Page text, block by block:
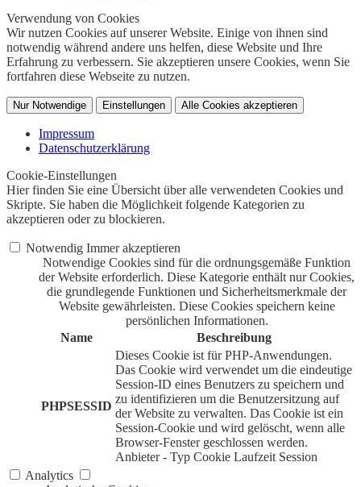
Verwendung von Cookies
Wir nutzen Cookies auf unserer Website. Einige von ihnen sind
notwendig während andere uns helfen, diese Website und Ihre
Erfahrung zu verbessern. Sie akzeptieren unsere Cookies, wenn Sie
fortfahren diese Webseite zu nutzen.
Nur Notwendige Einstellungen Alle Cookies akzeptieren
Impressum
Datenschutzerklärung
Cookie-Einstellungen
Hier finden Sie eine Übersicht über alle verwendeten Cookies und
Skripte. Sie haben die Möglichkeit folgende Kategorien zu
akzeptieren oder zu blockieren.
Notwendig Immer akzeptieren
Notwendige Cookies sind für die ordnungsgemäße Funktion
der Website erforderlich. Diese Kategorie enthält nur Cookies,
die grundlegende Funktionen und Sicherheitsmerkmale der
Website gewährleisten. Diese Cookies speichern keine
persönlichen Informationen.
Name
Beschreibung
PHPSESSID
Dieses Cookie ist für PHP-Anwendungen.
Das Cookie wird verwendet um die eindeutige
Session-ID eines Benutzers zu speichern und
zu identifizieren um die Benutzersitzung auf
der Website zu verwalten. Das Cookie ist ein
Session-Cookie und wird gelöscht, wenn alle
Browser-Fenster geschlossen werden.
Anbieter - Typ Cookie Laufzeit Session
Analytics